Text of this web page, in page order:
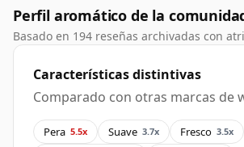
Perfil aromático de la
Basado en 194 reseñas archivadas con
Características distintivas
Comparado con otras marcas de
Pera 5.5x Suave 3.7x Fresco 3.5x